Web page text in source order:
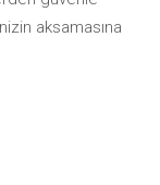
aksamasına